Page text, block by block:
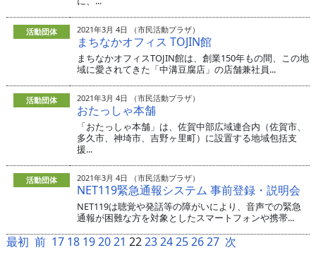
活動団体 2021年3月 4日 （市民活動プラザ）
まちなかオフィス TOJIN館
まちなかオフィスTOJIN館は、創業150年もの間、この地
域に愛されてきた「中溝豆腐店」の店舗兼社員...
活動団体 2021年3月 4日 （市民活動プラザ）
おたっしゃ本舗
「おたっしゃ本舗」は、佐賀中部広域連合内（佐賀市、
多久市、神埼市、吉野ヶ里町）に設置する地域包括支
援...
活動団体 2021年3月 4日 （市民活動プラザ）
NET119緊急通報システム 事前登録・説明会
NET119は聴覚や発話等の障がいにより、音声での緊急
通報が困難な方を対象としたスマートフォンや携帯...
最初 前 17 18 192021 222324252627 次